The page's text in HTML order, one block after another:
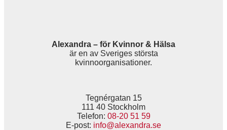
Alexandra – för Kvinnor & Hälsa
är en av Sveriges största
kvinnoorganisationer.
Tegnérgatan 15
111 40 Stockholm
Telefon: 08-20 51 59
E-post: info@alexandra.se